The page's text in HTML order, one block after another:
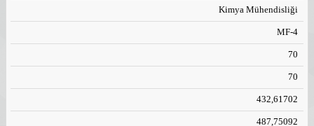
Kimya Mühendisliği
MF-4
70
70
432,61702
487,75092